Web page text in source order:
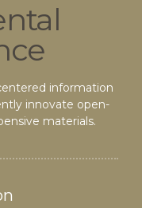
information
innovate open-
materials.